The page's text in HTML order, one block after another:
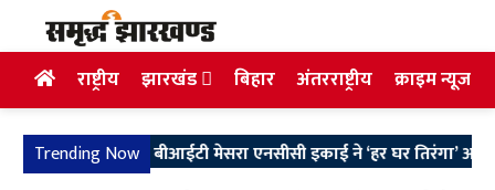
राष्ट्रीय झारखंड बिहार अंतरराष्ट्रीय क्राइम न्यूज
Trending Now
News: बीआईटी मेसरा एनसीसी इकाई ने ‘हर घर तिरंगा’ अभियान के